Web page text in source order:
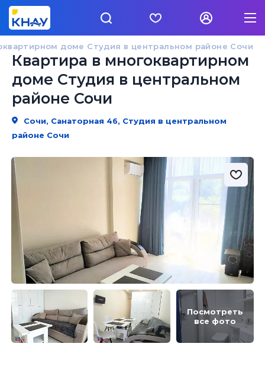
доме Студия в центральном районе Сочи
Квартира в многоквартирном
доме Студия в центральном
районе Сочи
Сочи, Санаторная 46, Студия в центральном
районе Сочи
Посмотреть
все фото